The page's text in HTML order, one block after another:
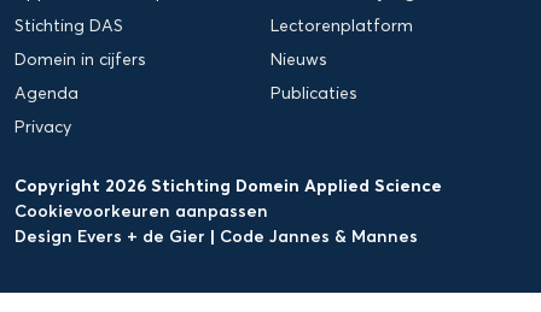
Stichting DAS
Lectorenplatform
Domein in cijfers
Nieuws
Agenda
Publicaties
Privacy
Copyright 2026 Stichting Domein Applied Science
Cookievoorkeuren aanpassen
Design Evers + de Gier | Code Jannes & Mannes